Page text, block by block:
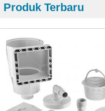
Produk Terbaru